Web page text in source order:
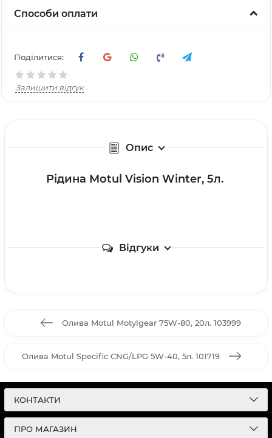
Способи оплати
Поділитися:
Залишити відгук
Опис
Рідина Motul Vision Winter, 5л.
Відгуки
Олива Motul Motylgear 75W-80, 20л. 103999
Олива Motul Specific CNG/LPG 5W-40, 5л. 101719
КОНТАКТИ
ПРО МАГАЗИН